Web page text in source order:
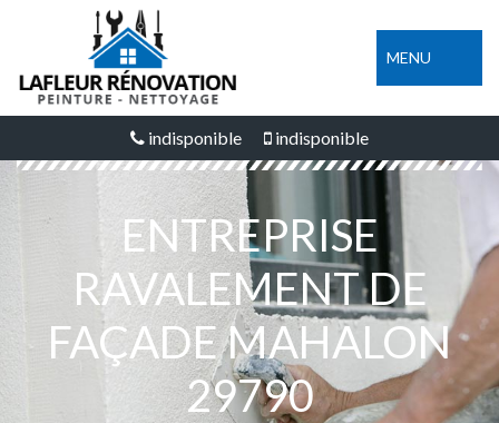
MENU
indisponible indisponible
ENTREPRISE
RAVALEMENT DE
FAÇADE MAHALON
29790